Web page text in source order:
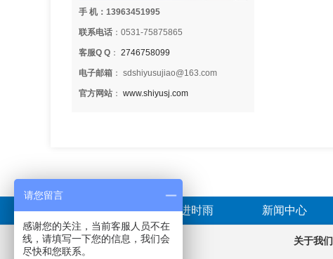
手 机：13963451995
联系电话 ：0531-75875865
客服Q Q ： 2746758099
电子邮箱 ： sdshiyusujiao@163.com
官方网站 ： www.shiyusj.com
首页 走进时雨 新闻中心
产品分类 关于我们
请您留言
感谢您的关注，当前客服人员不在
线，请填写一下您的信息，我们会
尽快和您联系。